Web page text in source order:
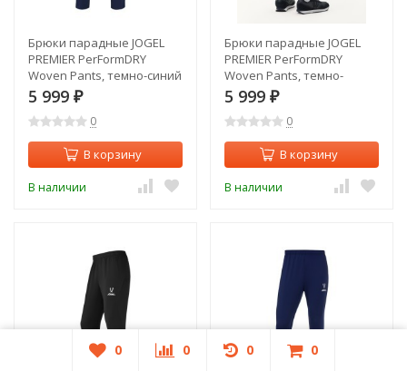
Брюки парадные JOGEL
PREMIER PerFormDRY
Woven Pants, темно-синий
(1587187)
5 999 ₽
0
В корзину
В наличии
Брюки парадные JOGEL
PREMIER PerFormDRY
Woven Pants, темно-
серый (2122768)
5 999 ₽
0
В корзину
В наличии
0 0 0 0